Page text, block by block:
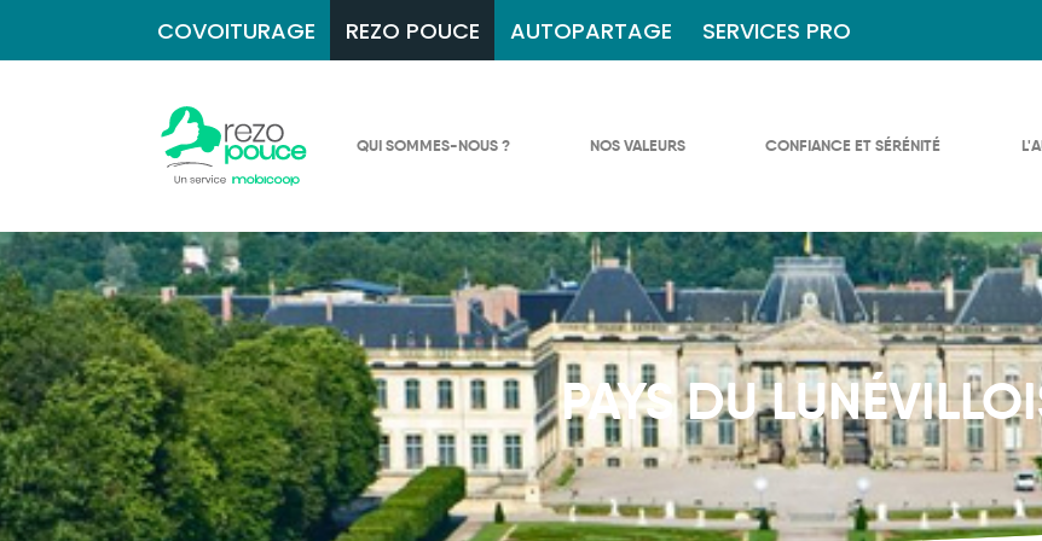
COVOITURAGE REZO POUCE AUTOPARTAGE SERVICES PRO
QUI SOMMES-NOUS ? NOS VALEURS CONFIANCE ET SÉRÉNITÉ
PAYS DU